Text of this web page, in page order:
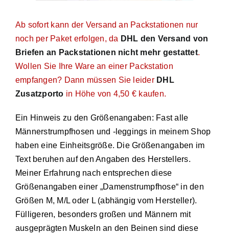
Ab sofort kann der Versand an Packstationen nur
noch per Paket erfolgen, da DHL den Versand von
Briefen an Packstationen nicht mehr gestattet.
Wollen Sie Ihre Ware an einer Packstation
empfangen? Dann müssen Sie leider DHL
Zusatzporto in Höhe von 4,50 € kaufen.
Ein Hinweis zu den Größenangaben: Fast alle
Männerstrumpfhosen und -leggings in meinem Shop
haben eine Einheitsgröße. Die Größenangaben im
Text beruhen auf den Angaben des Herstellers.
Meiner Erfahrung nach entsprechen diese
Größenangaben einer „Damenstrumpfhose“ in den
Größen M, M/L oder L (abhängig vom Hersteller).
Fülligeren, besonders großen und Männern mit
ausgeprägten Muskeln an den Beinen sind diese